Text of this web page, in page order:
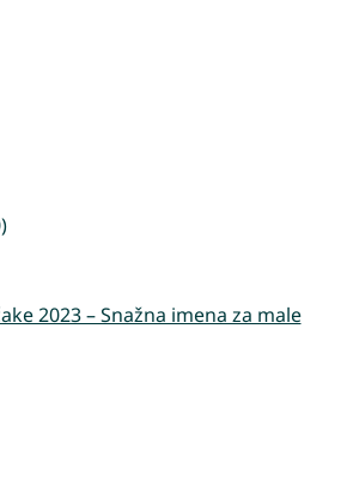
2023 – Snažna imena za male